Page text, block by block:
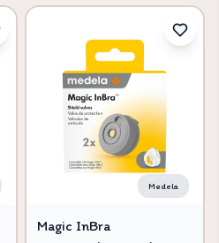
Medela
Magic InBra